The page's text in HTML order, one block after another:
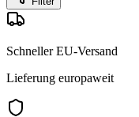
Schneller EU-Versand
Lieferung europaweit